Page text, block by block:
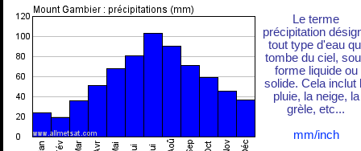
Le terme
précipitation
tout type d'eau
tombe du ciel,
forme liquide ou
solide. Cela inclut
pluie, la neige, la
grèle, etc...
mm/inch